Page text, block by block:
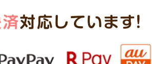
済対応しています!